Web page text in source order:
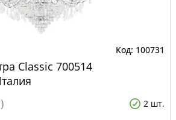
100731
Classic 700514
2 шт.